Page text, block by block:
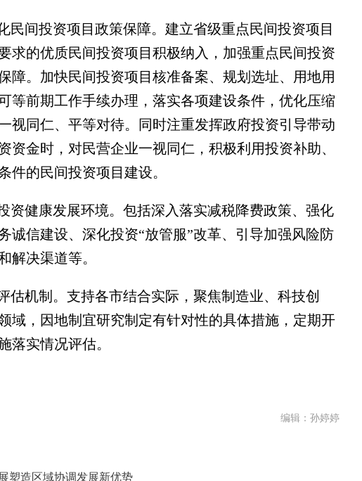
间投资项目政策保障。建立省级重点民间投资项目
求的优质民间投资项目积极纳入，加强重点民间投资
障。加快民间投资项目核准备案、规划选址、用地用
等前期工作手续办理，落实各项建设条件，优化压缩
视同仁、平等对待。同时注重发挥政府投资引导带动
资金时，对民营企业一视同仁，积极利用投资补助、
件的民间投资项目建设。
健康发展环境。包括深入落实减税降费政策、强化
诚信建设、深化投资“放管服”改革、引导加强风险防
解决渠道等。
机制。支持各市结合实际，聚焦制造业、科技创
域，因地制宜研究制定有针对性的具体措施，定期开
落实情况评估。
编辑：孙婷婷
塑造区域协调发展新优势